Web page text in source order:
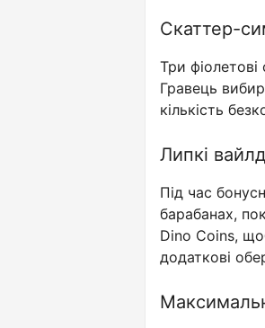
Скаттер-
Три
Гравець
кількість
Липкі
Під час
барабанах,
Dino Coins,
додаткові